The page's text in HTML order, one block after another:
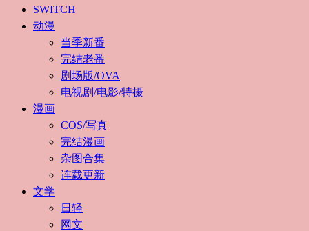
SWITCH
动漫
当季新番
完结老番
剧场版/OVA
电视剧/电影/特摄
漫画
COS/写真
完结漫画
杂图合集
连载更新
文学
日轻
网文